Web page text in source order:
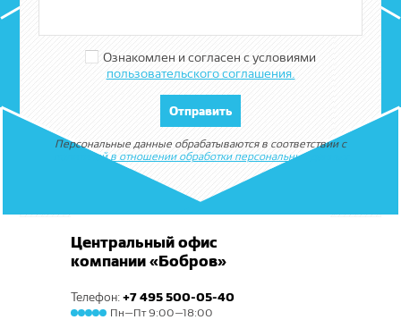
Ознакомлен и согласен с условиями
пользовательского соглашения.
Персональные данные обрабатываются в соответствии с
политикой в отношении обработки персональных данных
Центральный офис
компании «Бобров»
Телефон:+7 495 500-05-40
Пн—Пт 9:00—18:00